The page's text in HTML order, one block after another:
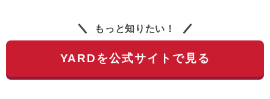
もっと知りたい！
YARDを公式サイトで見る